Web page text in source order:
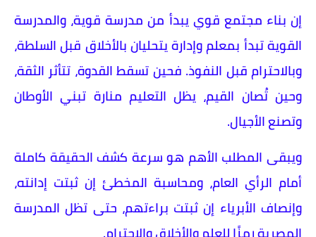
إن بناء مجتمع قوي يبدأ من مدرسة قوية، والمدرسة
القوية تبدأ بمعلم وإدارة يتحليان بالأخلاق قبل السلطة،
وبالاحترام قبل النفوذ. فحين تسقط القدوة، تتأثر الثقة،
وحين تُصان القيم، يظل التعليم منارة تبني الأوطان
وتصنع الأجيال.
ويبقى المطلب الأهم هو سرعة كشف الحقيقة كاملة
أمام الرأي العام، ومحاسبة المخطئ إن ثبتت إدانته،
وإنصاف الأبرياء إن ثبتت براءتهم، حتى تظل المدرسة